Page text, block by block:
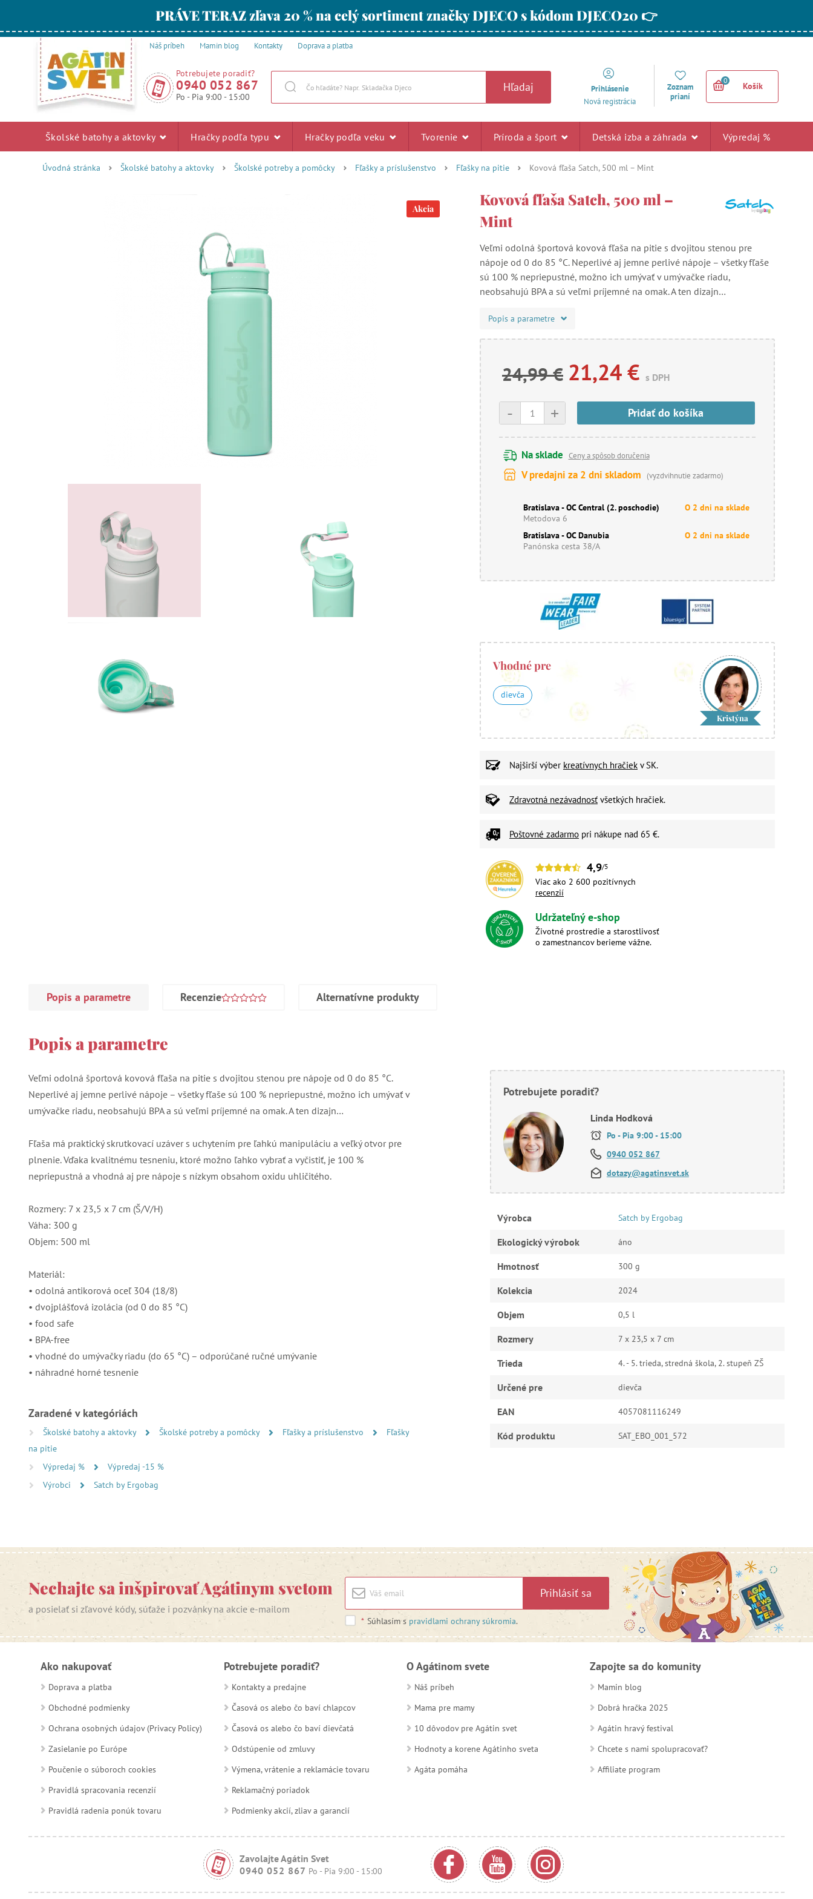
PRÁVE TERAZ zľava 20 % na celý sortiment značky DJECO s kódom DJECO20 👉
Náš príbeh Mamin blog Kontakty Doprava a platba
Potrebujete poradiť?
0940 052 867
Po - Pia 9:00 - 15:00
Hľadaj
Prihlásenie
Nová registrácia
Zoznam
prianí
0
Košík
Školské batohy a aktovky Hračky podľa typu Hračky podľa veku Tvorenie Príroda a šport Detská izba a záhrada Výpredaj %
Úvodná stránka Školské batohy a aktovky Školské potreby a pomôcky Fľašky a príslušenstvo Fľašky na pitie Kovová fľaša Satch, 500 ml – Mint
Akcia
Kovová fľaša Satch, 500 ml –
Mint
Veľmi odolná športová kovová fľaša na pitie s dvojitou stenou pre
nápoje od 0 do 85 °C. Neperlivé aj jemne perlivé nápoje – všetky fľaše
sú 100 % nepriepustné, možno ich umývať v umývačke riadu,
neobsahujú BPA a sú veľmi príjemné na omak. A ten dizajn…
Popis a parametre
24,99 € 21,24 € s DPH
+
- Pridať do košíka
Na sklade Ceny a spôsob doručenia
V predajni za 2 dni skladom (vyzdvihnutie zadarmo)
Bratislava - OC Central (2. poschodie)
Metodova 6
O 2 dni na sklade
Bratislava - OC Danubia
Panónska cesta 38/A
O 2 dni na sklade
Vhodné pre
dievča
Kristýna
Najširší výber kreatívnych hračiek v SK.
Zdravotná nezávadnosť všetkých hračiek.
Poštovné zadarmo pri nákupe nad 65 €.
4,9/5
Viac ako 2 600 pozitívnych
recenzií
Udržateľný e-shop
Životné prostredie a starostlivosť
o zamestnancov berieme vážne.
Popis a parametre Recenzie Alternatívne produkty
Popis a parametre
Veľmi odolná športová kovová fľaša na pitie s dvojitou stenou pre nápoje od 0 do 85 °C.
Neperlivé aj jemne perlivé nápoje – všetky fľaše sú 100 % nepriepustné, možno ich umývať v
umývačke riadu, neobsahujú BPA a sú veľmi príjemné na omak. A ten dizajn…
Fľaša má praktický skrutkovací uzáver s uchytením pre ľahkú manipuláciu a veľký otvor pre
plnenie. Vďaka kvalitnému tesneniu, ktoré možno ľahko vybrať a vyčistiť, je 100 %
nepriepustná a vhodná aj pre nápoje s nízkym obsahom oxidu uhličitého.
Rozmery: 7 x 23,5 x 7 cm (Š/V/H)
Váha: 300 g
Objem: 500 ml
Materiál:
• odolná antikorová oceľ 304 (18/8)
• dvojplášťová izolácia (od 0 do 85 °C)
• food safe
• BPA-free
• vhodné do umývačky riadu (do 65 °C) – odporúčané ručné umývanie
• náhradné horné tesnenie
Zaradené v kategóriách
Školské batohy a aktovky Školské potreby a pomôcky Fľašky a príslušenstvo
Fľašky
na pitie
Výpredaj %
Výpredaj -15 %
Výrobci
Satch by Ergobag
Potrebujete poradiť?
Linda Hodková
Po - Pia 9:00 - 15:00
0940 052 867
dotazy@agatinsvet.sk
Výrobca Satch by Ergobag
Ekologický výrobok áno
Hmotnosť 300 g
Kolekcia 2024
Objem 0,5 l
Rozmery 7 x 23,5 x 7 cm
Trieda 4. - 5. trieda, stredná škola, 2. stupeň ZŠ
Určené pre dievča
EAN 4057081116249
Kód produktu SAT_EBO_001_572
Nechajte sa inšpirovať Agátinym svetom
a posielať si zľavové kódy, súťaže i pozvánky na akcie e-mailom
Prihlásiť sa
* Súhlasím s pravidlami ochrany súkromia.
Ako nakupovať
Doprava a platba
Obchodné podmienky
Ochrana osobných údajov (Privacy Policy)
Zasielanie po Európe
Poučenie o súboroch cookies
Pravidlá spracovania recenzií
Pravidlá radenia ponúk tovaru
Potrebujete poradiť?
Kontakty a predajne
Časová os alebo čo baví chlapcov
Časová os alebo čo baví dievčatá
Odstúpenie od zmluvy
Výmena, vrátenie a reklamácie tovaru
Reklamačný poriadok
Podmienky akcií, zliav a garancií
O Agátinom svete
Náš príbeh
Mama pre mamy
10 dôvodov pre Agátin svet
Hodnoty a korene Agátinho sveta
Agáta pomáha
Zapojte sa do komunity
Mamin blog
Dobrá hračka 2025
Agátin hravý festival
Chcete s nami spolupracovať?
Affiliate program
Zavolajte Agátin Svet
0940 052 867 Po - Pia 9:00 - 15:00